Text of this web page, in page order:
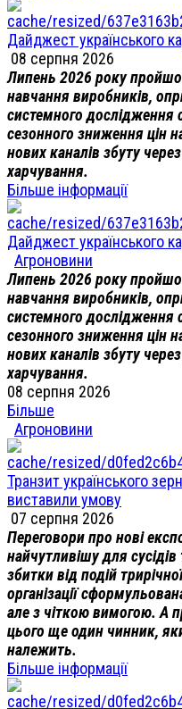
Дайджест українського
08 серпня 2026
Липень 2026 року
навчання виробників,
системного дослідження
сезонного зниження цін
нових каналів збуту
харчування.
Більше інформації
Дайджест українського
Агроновини
Липень 2026 року
навчання виробників,
системного дослідження
сезонного зниження цін
нових каналів збуту
харчування.
08 серпня 2026
Більше
Агроновини
Транзит українського
виставили умову
07 серпня 2026
Переговори про нові
найчутливішу для
збитки від подій
організації
але з чіткою вимогою. А
цього ще один чинник,
належить.
Більше інформації